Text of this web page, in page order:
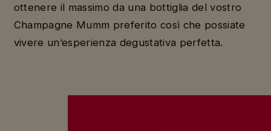
ottenere il massimo da una bottiglia del vostro
Champagne Mumm preferito così che possiate
vivere un’esperienza degustativa perfetta.